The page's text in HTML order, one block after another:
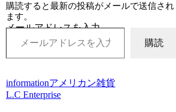
購読すると最新の投稿がメールで送信され
ます。
メールアドレスを入力...
購読
informationアメリカン雑貨
L.C Enterprise